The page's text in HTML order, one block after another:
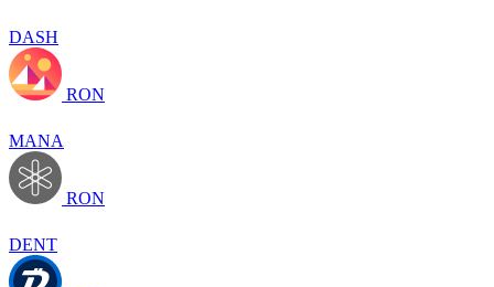
DASH
RON
MANA
RON
DENT